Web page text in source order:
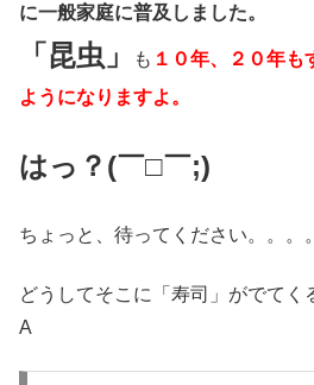
に一般家庭に普及しました。
「昆虫」 も １０年、２０年も
ようになりますよ。
はっ？(￣□￣;)
ちょっと、待ってください。。。。
どうしてそこに「寿司」がでてく
A